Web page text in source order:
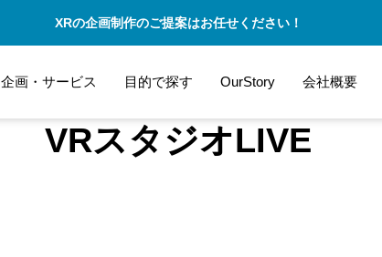
XRの企画制作のご提案はお任せください！
企画・サービス 目的で探す OurStory 会社概要
VRスタジオLIVE